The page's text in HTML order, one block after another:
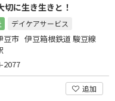
切に生き生きと！
デイケアサービス
豆市 伊豆箱根鉄道 駿豆線
2077
追加